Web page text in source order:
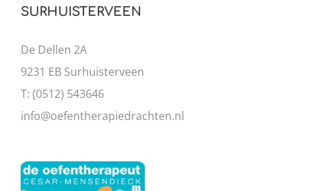
SURHUISTERVEEN
De Dellen 2A
9231 EB Surhuisterveen
T: (0512) 543646
info@oefentherapiedrachten.nl